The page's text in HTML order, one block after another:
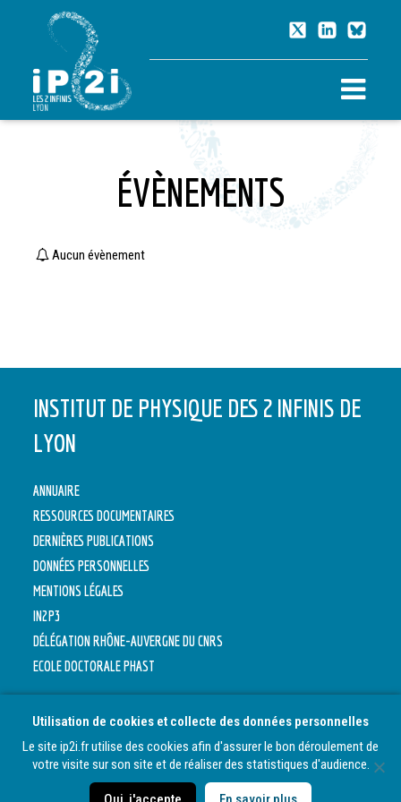
ÉVÈNEMENTS
Aucun évènement
Utilisation de cookies et collecte des données personnelles
Le site ip2i.fr utilise des cookies afin d'assurer le bon déroulement de
votre visite sur son site et de réaliser des statistiques d'audience.
INSTITUT DE PHYSIQUE DES 2 INFINIS DE
LYON
ANNUAIRE
RESSOURCES DOCUMENTAIRES
DERNIÈRES PUBLICATIONS
DONNÉES PERSONNELLES
MENTIONS LÉGALES
IN2P3
DÉLÉGATION RHÔNE-AUVERGNE DU CNRS
ECOLE DOCTORALE PHAST